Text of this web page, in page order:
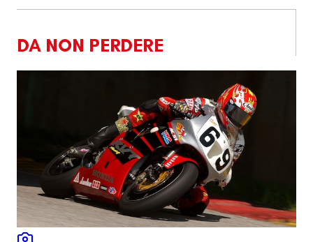
DA NON PERDERE